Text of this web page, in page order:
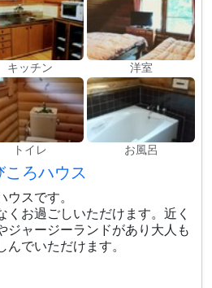
キッチン 洋室
トイレ お風呂
ころハウス
スです。
くお過ごしいただけます。近く
ジャージーランドがあり大人も
でいただけます。